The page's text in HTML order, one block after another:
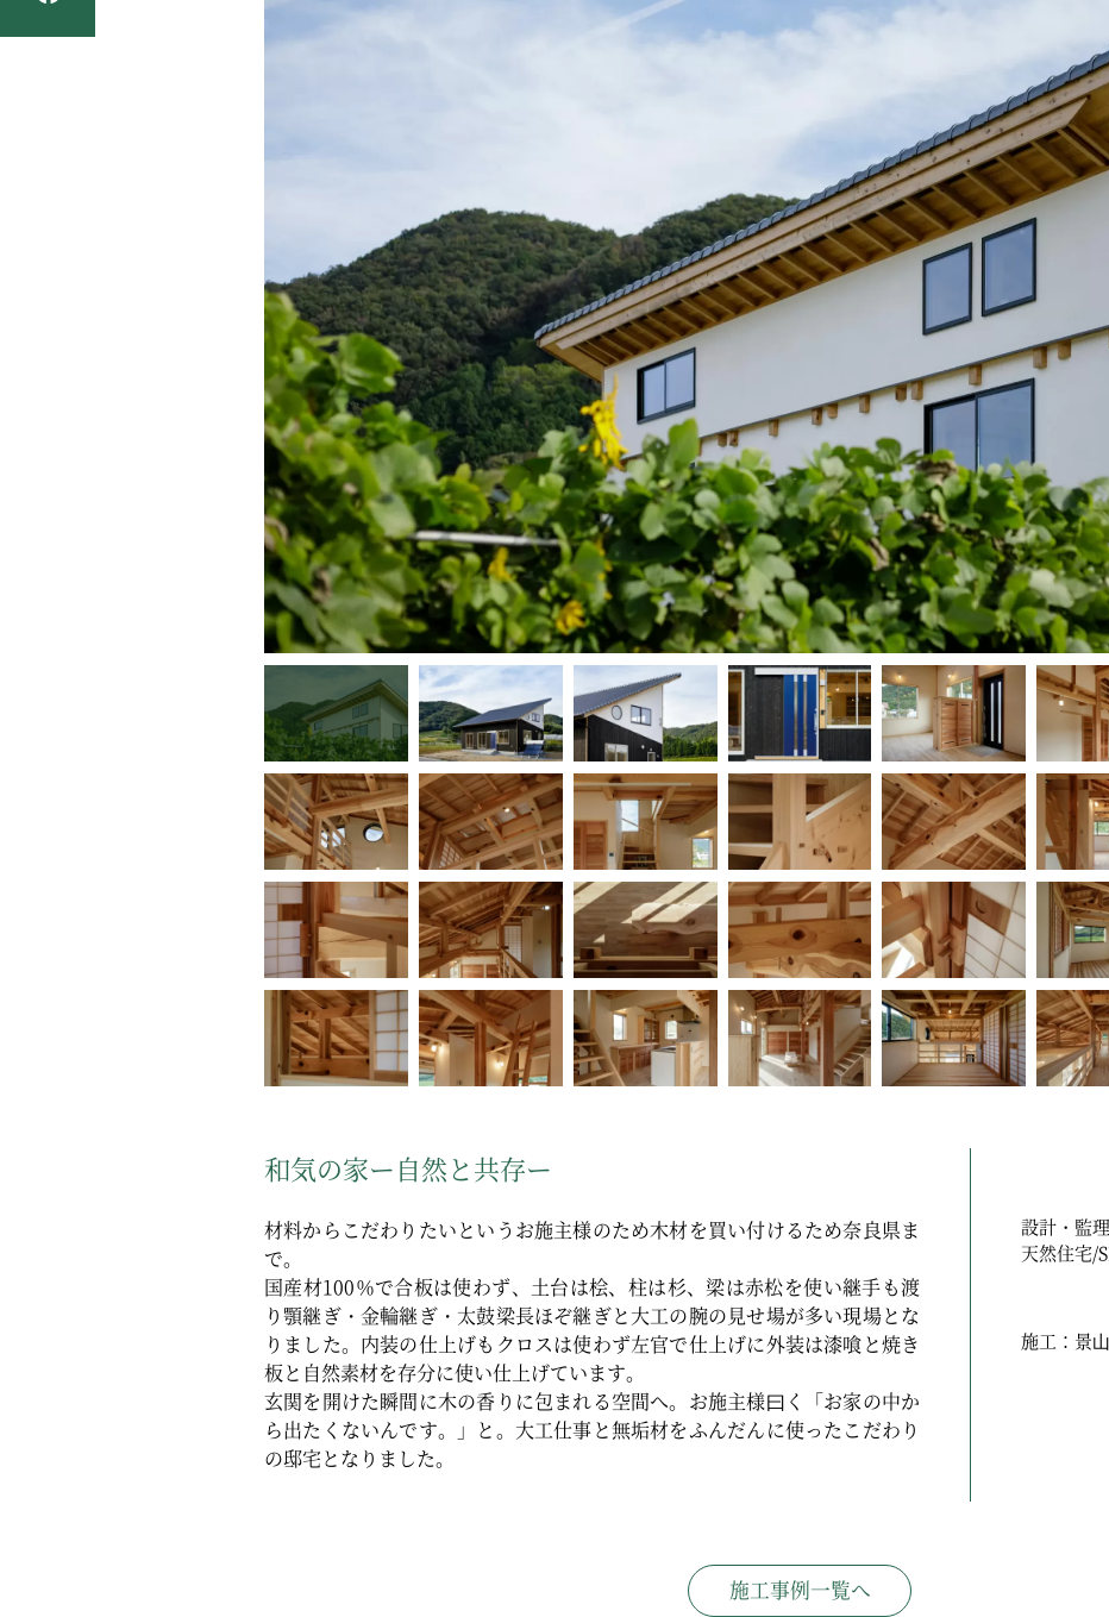
和気の家ー自然と共存ー
材料からこだわりたいというお施主様のため木材を買い付けるため奈良県ま
で。
国産材100％で合板は使わず、土台は桧、柱は杉、梁は赤松を使い継手も渡
り顎継ぎ・金輪継ぎ・太鼓梁長ほぞ継ぎと大工の腕の見せ場が多い現場とな
りました。内装の仕上げもクロスは使わず左官で仕上げに外装は漆喰と焼き
板と自然素材を存分に使い仕上げています。
玄関を開けた瞬間に木の香りに包まれる空間へ。お施主様曰く「お家の中か
ら出たくないんです。」と。大工仕事と無垢材をふんだんに使ったこだわり
の邸宅となりました。
設計・監理
天然住宅/
施工：景
施工事例一覧へ